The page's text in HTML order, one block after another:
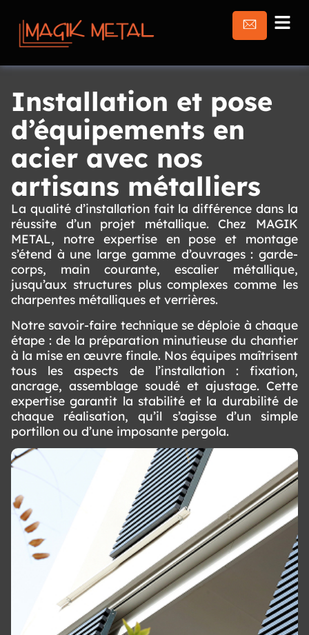
Installation et pose
d’équipements en
acier avec nos
artisans métalliers
La qualité d’installation fait la différence dans la
réussite d’un projet métallique. Chez MAGIK
METAL, notre expertise en pose et montage
s’étend à une large gamme d’ouvrages : garde-
corps, main courante, escalier métallique,
jusqu’aux structures plus complexes comme les
charpentes métalliques et verrières.
Notre savoir-faire technique se déploie à chaque
étape : de la préparation minutieuse du chantier
à la mise en œuvre finale. Nos équipes maîtrisent
tous les aspects de l’installation : fixation,
ancrage, assemblage soudé et ajustage. Cette
expertise garantit la stabilité et la durabilité de
chaque réalisation, qu’il s’agisse d’un simple
portillon ou d’une imposante pergola.